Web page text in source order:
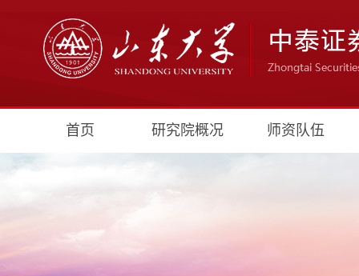
首页 研究院概况 师资队伍